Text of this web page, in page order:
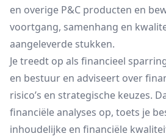
en overige P&C producten en
voortgang, samenhang en
aangeleverde stukken.
Je treedt op als financieel
en bestuur en adviseert over
risico’s en strategische keuzes.
financiële analyses op, toets je
inhoudelijke en financiële